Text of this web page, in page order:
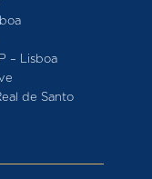
– Lisboa
de Santo